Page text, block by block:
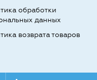
обработки
данных
возврата товаров